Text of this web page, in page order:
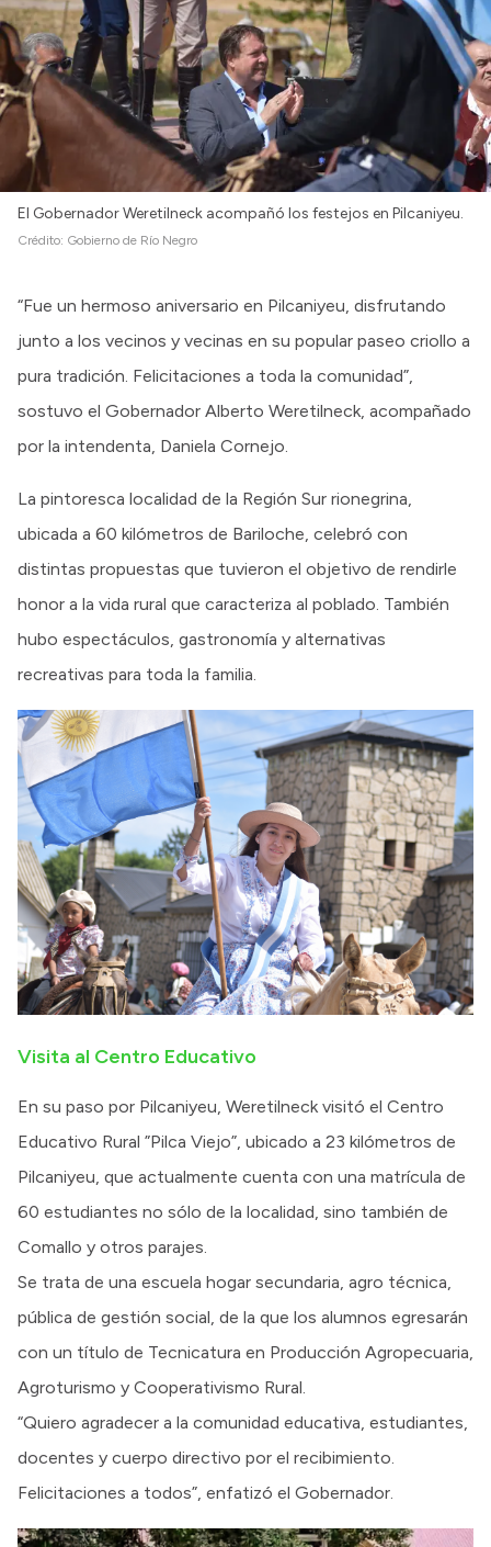
El Gobernador Weretilneck acompañó los festejos en Pilcaniyeu.
Crédito: Gobierno de Río Negro
“Fue un hermoso aniversario en Pilcaniyeu, disfrutando
junto a los vecinos y vecinas en su popular paseo criollo a
pura tradición. Felicitaciones a toda la comunidad”,
sostuvo el Gobernador Alberto Weretilneck, acompañado
por la intendenta, Daniela Cornejo.
La pintoresca localidad de la Región Sur rionegrina,
ubicada a 60 kilómetros de Bariloche, celebró con
distintas propuestas que tuvieron el objetivo de rendirle
honor a la vida rural que caracteriza al poblado. También
hubo espectáculos, gastronomía y alternativas
recreativas para toda la familia.
Visita al Centro Educativo
En su paso por Pilcaniyeu, Weretilneck visitó el Centro
Educativo Rural ”Pilca Viejo”, ubicado a 23 kilómetros de
Pilcaniyeu, que actualmente cuenta con una matrícula de
60 estudiantes no sólo de la localidad, sino también de
Comallo y otros parajes.
Se trata de una escuela hogar secundaria, agro técnica,
pública de gestión social, de la que los alumnos egresarán
con un título de Tecnicatura en Producción Agropecuaria,
Agroturismo y Cooperativismo Rural.
“Quiero agradecer a la comunidad educativa, estudiantes,
docentes y cuerpo directivo por el recibimiento.
Felicitaciones a todos”, enfatizó el Gobernador.